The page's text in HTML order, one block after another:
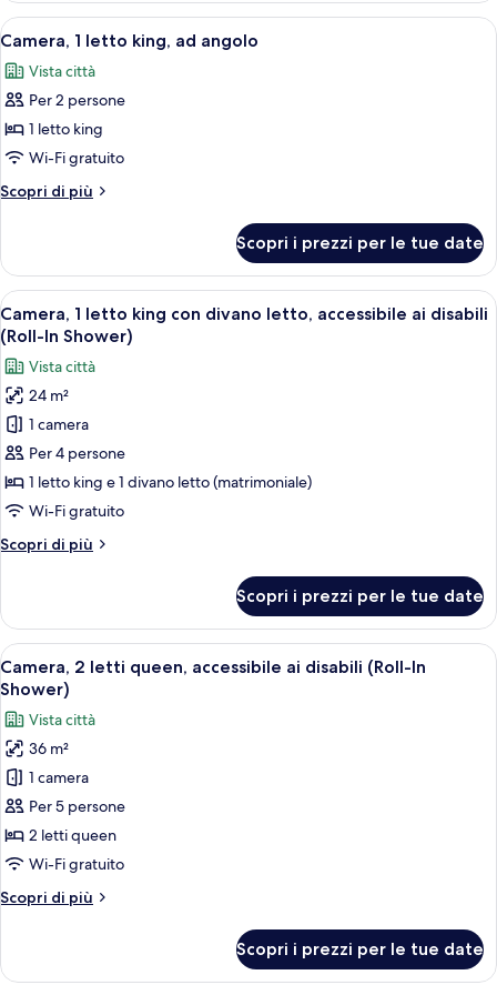
da
bagno
letti
queen,
ai
disabili,
da
bagno
Apri
tutte
le
foto
per
Camera,
1
letto
ad
angolo
Camera d'albergo con un letto, una
7
Camera, 1 letto king, ad angolo
Vista città
Per 2 persone
1 letto king
Wi-Fi gratuito
Scopri di più
Altri
1
letto
king,
ad
angolo
Scopri i prezzi per le tue date
Apri
tutte
le
foto
per
Camera,
1
letto
king
divano
ai
disabili
(Roll-
In
Shower)
Camera d'albergo con un letto
9
Camera, 1 letto king con divano letto, accessibile ai disabili
(Roll-In Shower)
Vista città
24 m²
1 camera
Per 4 persone
1 letto king e 1 divano letto (matrimoniale)
Wi-Fi gratuito
Scopri di più
Altri
1
letto
king
con
letto,
accessibile
ai
disabili
(Roll-
Shower)
Scopri i prezzi per le tue date
Apri
tutte
le
foto
per
Camera,
2
letti
queen,
ai
In
Camera d'albergo con divano, due
9
Camera, 2 letti queen, accessibile ai disabili (Roll-In
Shower)
Vista città
36 m²
1 camera
Per 5 persone
2 letti queen
Wi-Fi gratuito
Scopri di più
Altri
2
Scopri i prezzi per le tue date